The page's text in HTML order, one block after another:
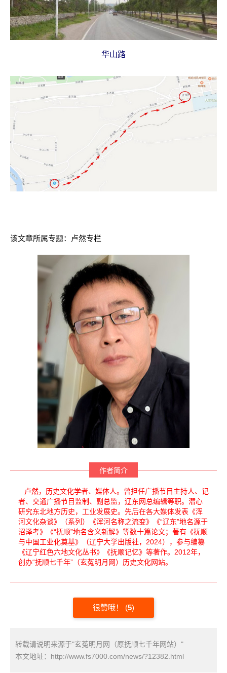
华山路
该文章所属专题： 卢然专栏
作者简介
卢然，历史文化学者、媒体人。曾担任广播节目主持人、记
者、交通广播节目监制、副总监，辽东网总编辑等职。潜心
研究东北地方历史，工业发展史。先后在各大媒体发表《浑
河文化杂谈》（系列）《浑河名称之流变》《“辽东”地名源于
沼泽考》《“抚顺”地名含义新解》等数十篇论文；著有《抚顺
与中国工业化奠基》（辽宁大学出版社，2024），参与编纂
《辽宁红色六地文化丛书》《抚顺记忆》等著作。2012年，
创办“抚顺七千年”（玄菟明月网）历史文化网站。
很赞哦！ (5)
转载请说明来源于"玄菟明月网（原抚顺七千年网站）"
本文地址： http://www.fs7000.com/news/?12382.html